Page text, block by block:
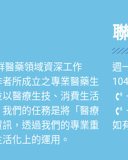
醫藥領域資深工作
所成立之專業醫藥生
醫療生技、消費生活
們的任務是將「醫療
，透過我們的專業重
化上的運用。
週
如